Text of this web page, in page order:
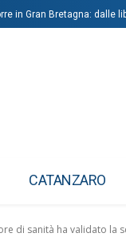
in Gran Bretagna: dalle
CATANZARO
di sanità ha validato la